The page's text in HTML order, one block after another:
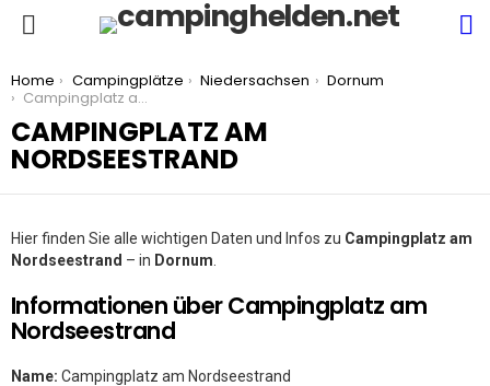
You are here:
Home Campingplätze Niedersachsen
Dornum
Campingplatz am Nordseestrand
CAMPINGPLATZ AM
NORDSEESTRAND
Hier finden Sie alle wichtigen Daten und Infos zu Campingplatz am
Nordseestrand – in Dornum
Informationen über Campingplatz am
Nordseestrand
Name: Campingplatz am Nordseestrand